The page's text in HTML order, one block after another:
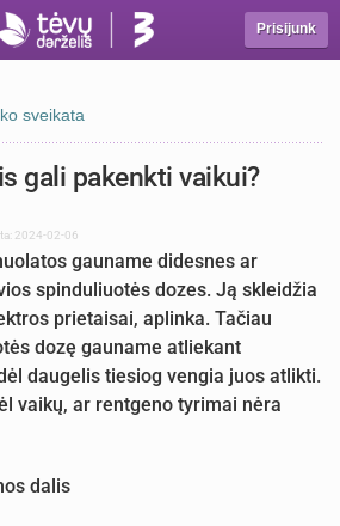
Prisijunk
sveikata
gali pakenkti vaikui?
2024-02-06
gauname didesnes ar
spinduliuotės dozes. Ją skleidžia
prietaisai, aplinka. Tačiau
dozę gauname atliekant
daugelis tiesiog vengia juos atlikti.
vaikų, ar rentgeno tyrimai nėra
dalis